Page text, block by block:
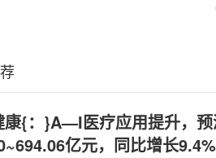
康{：}A—I医疗应用提升，
亿元，同比增长